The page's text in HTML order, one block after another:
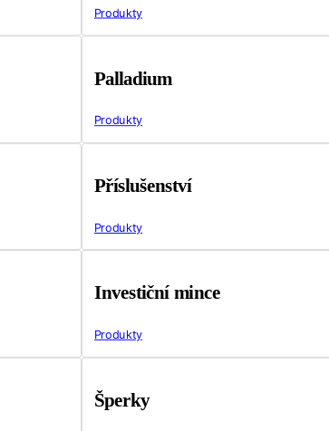
Produkty
Palladium
Produkty
Příslušenství
Produkty
Investiční mince
Produkty
Šperky